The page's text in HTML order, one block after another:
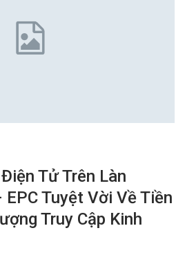
Tử Trên Làn
Tuyệt Vời Về Tiền
Truy Cập Kinh